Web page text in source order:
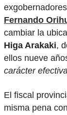
Fernando
cambiar la
Higa Arakaki,
ellos nueve
carácter
El fiscal
misma pena